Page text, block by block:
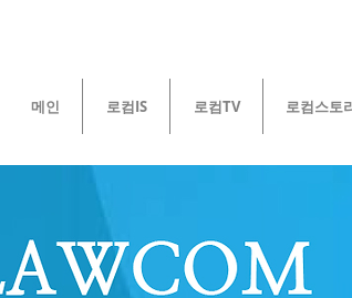
메인 로컴IS 로컴TV 로컴스토